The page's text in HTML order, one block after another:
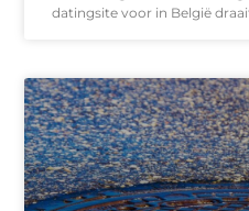
datingsite voor in België